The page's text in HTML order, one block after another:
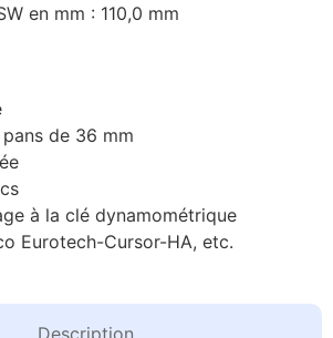
en mm : 110,0 mm
de 36 mm
à la clé dynamométrique
Eurotech-Cursor-HA, etc.